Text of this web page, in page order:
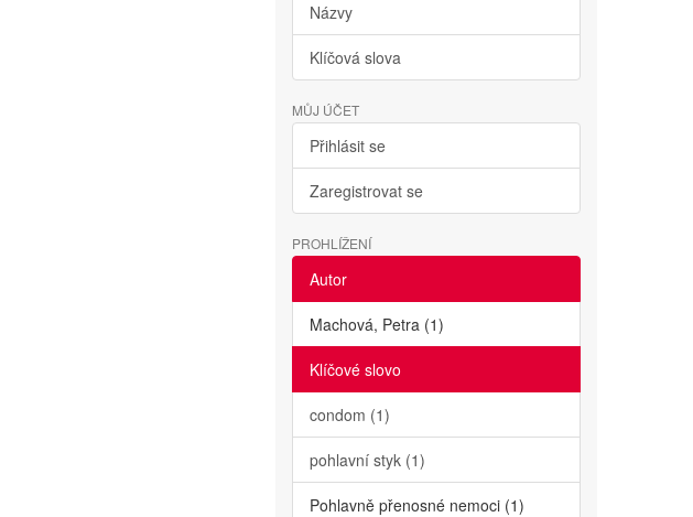
Názvy
Klíčová slova
MŮJ ÚČET
Přihlásit se
Zaregistrovat se
PROHLÍŽENÍ
Autor
Machová, Petra (1)
Klíčové slovo
condom (1)
pohlavní styk (1)
Pohlavně přenosné nemoci (1)